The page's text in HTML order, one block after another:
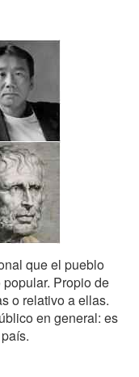
que el pueblo
Propio de
o relativo a ellas.
en general: es